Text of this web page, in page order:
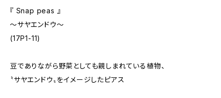
『 Snap peas 』
〜サヤエンドウ〜
(17P1-11)
豆でありながら野菜としても親しまれている植物、
〝サヤエンドウ〟をイメージしたピアス